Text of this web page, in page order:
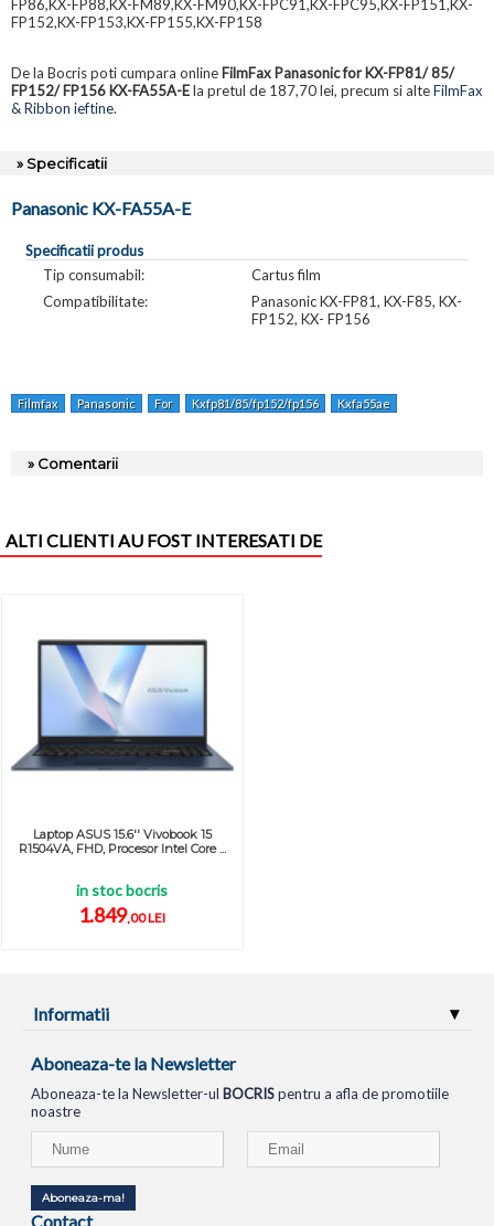
FP86,KX-FP88,KX-FM89,KX-FM90,KX-FPC91,KX-FPC95,KX-FP151,KX-
FP152,KX-FP153,KX-FP155,KX-FP158
De la Bocris poti cumpara online FilmFax Panasonic for KX-FP81/ 85/
FP152/ FP156 KX-FA55A-Ela pretul de 187,70 lei, precum si alteFilmFax
& Ribbon ieftine.
» Specificatii
Panasonic KX-FA55A-E
Specificatii produs
Tip consumabil:
Cartus film
Compatibilitate:
Panasonic KX-FP81, KX-F85, KX-
FP152, KX- FP156
Filmfax Panasonic For Kxfp81/85/fp152/fp156 Kxfa55ae
» Comentarii
ALTI CLIENTI AU FOST INTERESATI DE
Laptop ASUS 15.6'' Vivobook 15
R1504VA, FHD, Procesor Intel Core ...
in stoc bocris
1.849,00 LEI
Informatii
Aboneaza-te la Newsletter
Aboneaza-te la Newsletter-ul BOCRISpentru a afla de promotiile
noastre
Aboneaza-ma!
Contact